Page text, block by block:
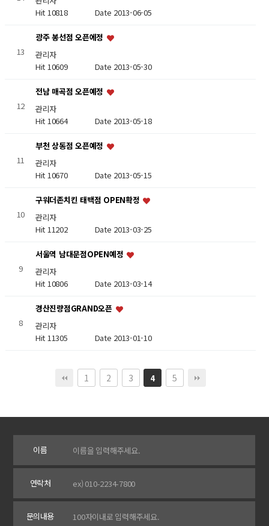
Hit 10818 Date 2013-06-05
13
광주 봉선점 오픈에정
관리자
Hit 10609 Date 2013-05-30
12
전남 매곡점 오픈예정
관리자
Hit 10664 Date 2013-05-18
11
부천 상동점 오픈예정
관리자
Hit 10670 Date 2013-05-15
10
구워더존치킨 태백점 OPEN확정
관리자
Hit 11202 Date 2013-03-25
9
서울역 남대문점OPEN예정
관리자
Hit 10806 Date 2013-03-14
8
경산진량점GRAND오픈
관리자
Hit 11305 Date 2013-01-10
1 2 3 4 5
이름
연락처
문의내용